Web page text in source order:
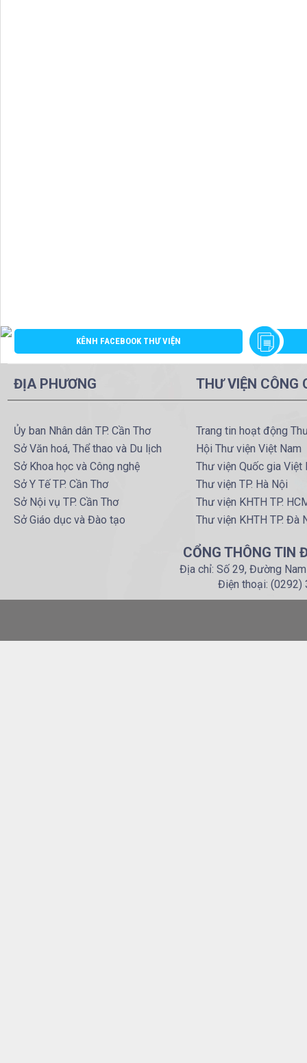
KÊNH FACEBOOK THƯ VIỆN
ĐỊA PHƯƠNG
Ủy ban Nhân dân TP. Cần Thơ
Sở Văn hoá, Thể thao và Du lịch
Sở Khoa học và Công nghệ
Sở Y Tế TP. Cần Thơ
Sở Nội vụ TP. Cần Thơ
Sở Giáo dục và Đào tạo
THƯ VIỆN CÔNG
Trang tin hoạt động
Hội Thư viện Việt Nam
Thư viện Quốc gia Việt
Thư viện TP. Hà Nội
Thư viện KHTH TP.
Thư viện KHTH TP. Đà
CỔNG THÔNG TIN
Địa chỉ: Số 29, Đường
Điện thoại: (0292)